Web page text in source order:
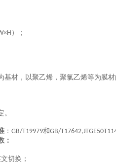
）
；
材，以聚乙烯，聚氯乙烯等为膜
： GB/T19979和GB/
：
切换；